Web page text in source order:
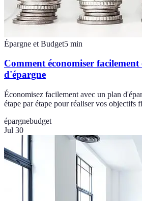
Épargne et Budget5 min
Comment économiser
d'épargne
Économisez facilement avec un plan
étape par étape pour réaliser vos objectifs
épargnebudget
Jul 30